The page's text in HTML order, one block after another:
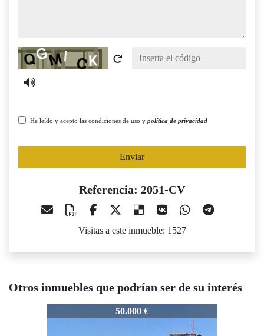
Captcha
He leído y acepto las condiciones de uso y política de privacidad
Enviar
Referencia: 2051-CV
Visitas a este inmueble: 1527
Otros inmuebles que podrían ser de su interés
48.000 €